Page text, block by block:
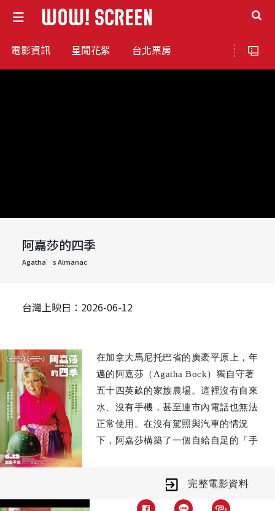
電影資訊 星聞花絮 台北票房
阿嘉莎的四季
Agatha’s Almanac
台灣上映日：2026-06-12
在加拿大馬尼托巴省的廣袤平原上，年
邁的阿嘉莎（Agatha Bock）獨自守著
五十四英畝的家族農場。這裡沒有自來
水、沒有手機，甚至連市內電話也無法
正常使用。在沒有駕照與汽車的情況
下，阿嘉莎構築了一個自給自足的「手
菜在她的照料下生機盎然，不僅展現她
對秩序的堅持，傳授無數農事智慧。阿
完整電影資料